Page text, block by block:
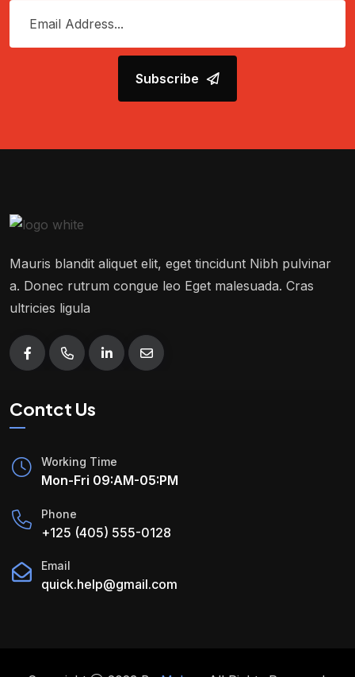
Subscribe
Mauris blandit aliquet elit, eget tincidunt Nibh pulvinar
a. Donec rutrum congue leo Eget malesuada. Cras
ultricies ligula
Contct Us
Working Time
Mon-Fri 09:AM-05:PM
Phone
+125 (405) 555-0128
Email
quick.help@gmail.com